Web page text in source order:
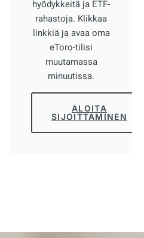
hyödykkeitä ja ETF-
rahastoja. Klikkaa
linkkiä ja avaa oma
eToro-tilisi
muutamassa
minuutissa.
ALOITA
SIJOITTAMINEN